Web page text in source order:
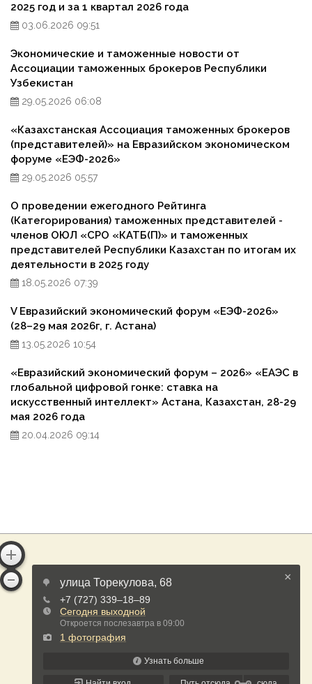
2025 год и за 1 квартал 2026 года
03.06.2026 09:51
Экономические и таможенные новости от
Ассоциации таможенных брокеров Республики
Узбекистан
29.05.2026 06:08
«Казахстанская Ассоциация таможенных брокеров
(представителей)» на Евразийском экономическом
форуме «ЕЭФ-2026»
29.05.2026 05:57
О проведении ежегодного Рейтинга
(Категорирования) таможенных представителей -
членов ОЮЛ «СРО «КАТБ(П)» и таможенных
представителей Республики Казахстан по итогам их
деятельности в 2025 году
18.05.2026 07:39
V Евразийский экономический форум «ЕЭФ-2026»
(28–29 мая 2026г, г. Астана)
13.05.2026 10:54
«Евразийский экономический форум – 2026» «ЕАЭС в
глобальной цифровой гонке: ставка на
искусственный интеллект» Астана, Казахстан, 28-29
мая 2026 года
20.04.2026 09:14